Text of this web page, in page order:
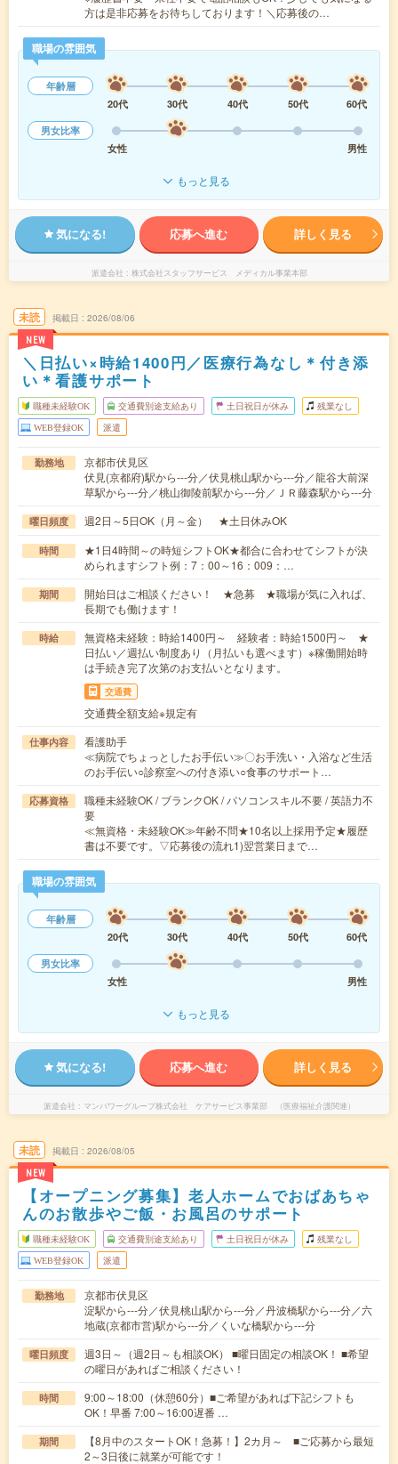
方は是非応募をお待ちしております！＼応募後の…
職場の雰囲気
年齢層
20代
30代 40代 50代
60代
男女比率
女性
男性
もっと見る
気になる! 応募へ進む 詳しく見る
派遣会社 株式会社スタッフサービス メディカル事業本部
未読
NEW
掲載日 2026/08/06
＼日払い×時給1400円／医療行為なし＊付き添
い＊看護サポート
職種未経験OK 交通費別途支給あり 土日祝日が休み 残業なし
WEB登録OK 派遣
勤務地
京都市伏見区
伏見(京都府)駅から---分／伏見桃山駅から---分／龍谷大前深
草駅から---分／桃山御陵前駅から---分／ＪＲ藤森駅から---分
曜日頻度 週2日～5日OK（月～金） ★土日休みOK
時間
★1日4時間～の時短シフトOK★都合に合わせてシフトが決
められますシフト例：7：00～16：009：…
期間
開始日はご相談ください！ ★急募 ★職場が気に入れば、
長期でも働けます！
時給
無資格未経験：時給1400円～ 経験者：時給1500円～ ★
日払い／週払い制度あり（月払いも選べます）※稼働開始時
は手続き完了次第のお支払いとなります。
交通費
交通費全額支給※規定有
仕事内容
看護助手
≪病院でちょっとしたお手伝い≫〇お手洗い・入浴など生活
のお手伝い○診察室への付き添い○食事のサポート…
応募資格
職種未経験OK / ブランクOK / パソコンスキル不要 / 英語力不
要
≪無資格・未経験OK≫年齢不問★10名以上採用予定★履歴
書は不要です。▽応募後の流れ1)翌営業日まで…
職場の雰囲気
年齢層
20代
30代 40代 50代
60代
男女比率
女性
男性
もっと見る
気になる! 応募へ進む 詳しく見る
派遣会社 マンパワーグループ株式会社 ケアサービス事業部 （医療福祉介護関連）
未読
NEW
掲載日 2026/08/05
【オープニング募集】老人ホームでおばあちゃ
んのお散歩やご飯・お風呂のサポート
職種未経験OK 交通費別途支給あり 土日祝日が休み 残業なし
WEB登録OK 派遣
勤務地
京都市伏見区
淀駅から---分／伏見桃山駅から---分／丹波橋駅から---分／六
地蔵(京都市営)駅から---分／くいな橋駅から---分
曜日頻度
週3日～（週2日～も相談OK） ■曜日固定の相談OK！ ■希望
の曜日があればご相談ください！
時間
9:00～18:00（休憩60分）■ご希望があれば下記シフトも
OK！早番 7:00～16:00遅番 …
期間
【8月中のスタートOK！急募！】2カ月～ ■ご応募から最短
2～3日後に就業が可能です！